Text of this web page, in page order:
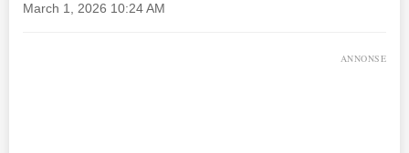
March 1, 2026 10:24 AM
ANNONSE